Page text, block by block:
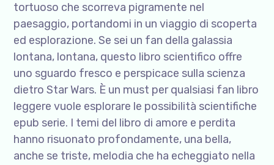
tortuoso che scorreva pigramente nel
paesaggio, portandomi in un viaggio di scoperta
ed esplorazione. Se sei un fan della galassia
lontana, lontana, questo libro scientifico offre
uno sguardo fresco e perspicace sulla scienza
dietro Star Wars. È un must per qualsiasi fan libro
leggere vuole esplorare le possibilità scientifiche
epub serie. I temi del libro di amore e perdita
hanno risuonato profondamente, una bella,
anche se triste, melodia che ha echeggiato nella